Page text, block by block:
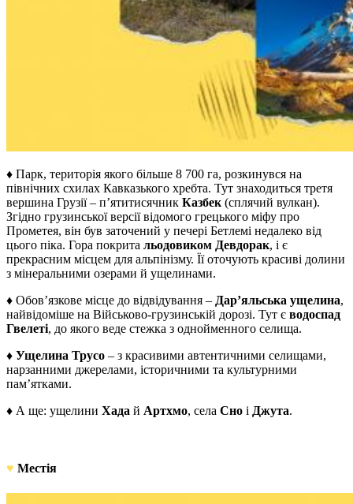
♦ Парк, територія якого більше 8 700 га, розкинувся на
північних схилах Кавказького хребта. Тут знаходиться третя
вершина Грузії – п’ятитисячник Казбек (сплячий вулкан).
Згідно грузинської версії відомого грецького міфу про
Прометея, він був заточений у печері Бетлемі недалеко від
цього піка. Гора покрита льодовиком Девдорак, і є
прекрасним місцем для альпінізму. Її оточують красиві долини
з мінеральними озерами й ущелинами.
♦ Обов’язкове місце до відвідування – Дар’яльська ущелина,
найвідоміше на Військово-грузинській дорозі. Тут є водоспад
Гвелеті, до якого веде стежка з однойменного селища.
♦ Ущелина Трусо – з красивими автентичними селищами,
нарзанними джерелами, історичними та культурними
пам’ятками.
♦ А ще: ущелини Хада й Артхмо, села Сно і Джута.
♥ Местія